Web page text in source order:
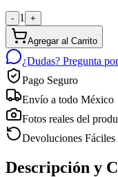
- 1 +
Agregar al Carrito
¿Dudas? Pregunta
Pago Seguro
Envío a todo México
Fotos reales del
Devoluciones Fáciles
Descripción y